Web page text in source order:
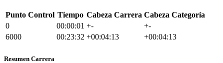
Punto Control Tiempo Cabeza Carrera Cabeza Categoría
0
00:00:01 +-
+-
6000
00:23:32 +00:04:13 +00:04:13
Resumen Carrera